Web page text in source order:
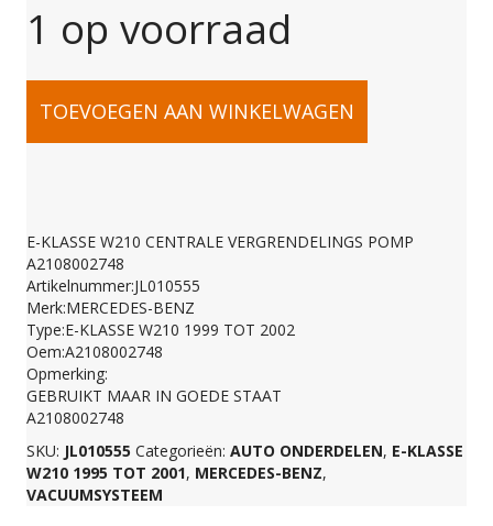
1 op voorraad
E-
W210
CENTRALE
VERGRENDELINGS
POMP
A2108002748
TOEVOEGEN AAN WINKELWAGEN
E-KLASSE W210 CENTRALE VERGRENDELINGS POMP
A2108002748
Artikelnummer:JL010555
Merk:MERCEDES-BENZ
Type:E-KLASSE W210 1999 TOT 2002
Oem:A2108002748
Opmerking:
GEBRUIKT MAAR IN GOEDE STAAT
A2108002748
SKU: JL010555 Categorieën: AUTO ONDERDELEN, E-KLASSE
W210 1995 TOT 2001, MERCEDES-BENZ,
VACUUMSYSTEEM